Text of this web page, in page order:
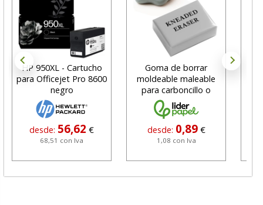
HP 950XL - Cartucho
para Officejet Pro 8600
negro
desde: 56,62 €
68,51 con Iva
Goma de borrar
moldeable maleable
para carboncillo o
grafito
desde: 0,89 €
1,08 con Iva